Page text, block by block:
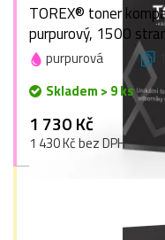
TOREX® toner
purpurový, 1500
purpurová
Skladem > 9 ks
1 730 Kč
1 430 Kč bez DPH